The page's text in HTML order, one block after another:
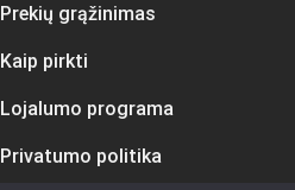
Prekių grąžinimas
Kaip pirkti
Lojalumo programa
Privatumo politika